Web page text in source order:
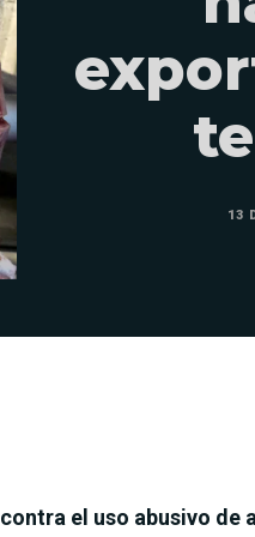
13
el uso abusivo de